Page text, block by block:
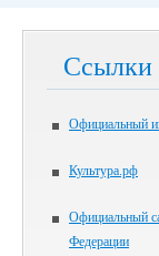
Ссылки
Официальный
Культура.рф
Официальный
Федерации